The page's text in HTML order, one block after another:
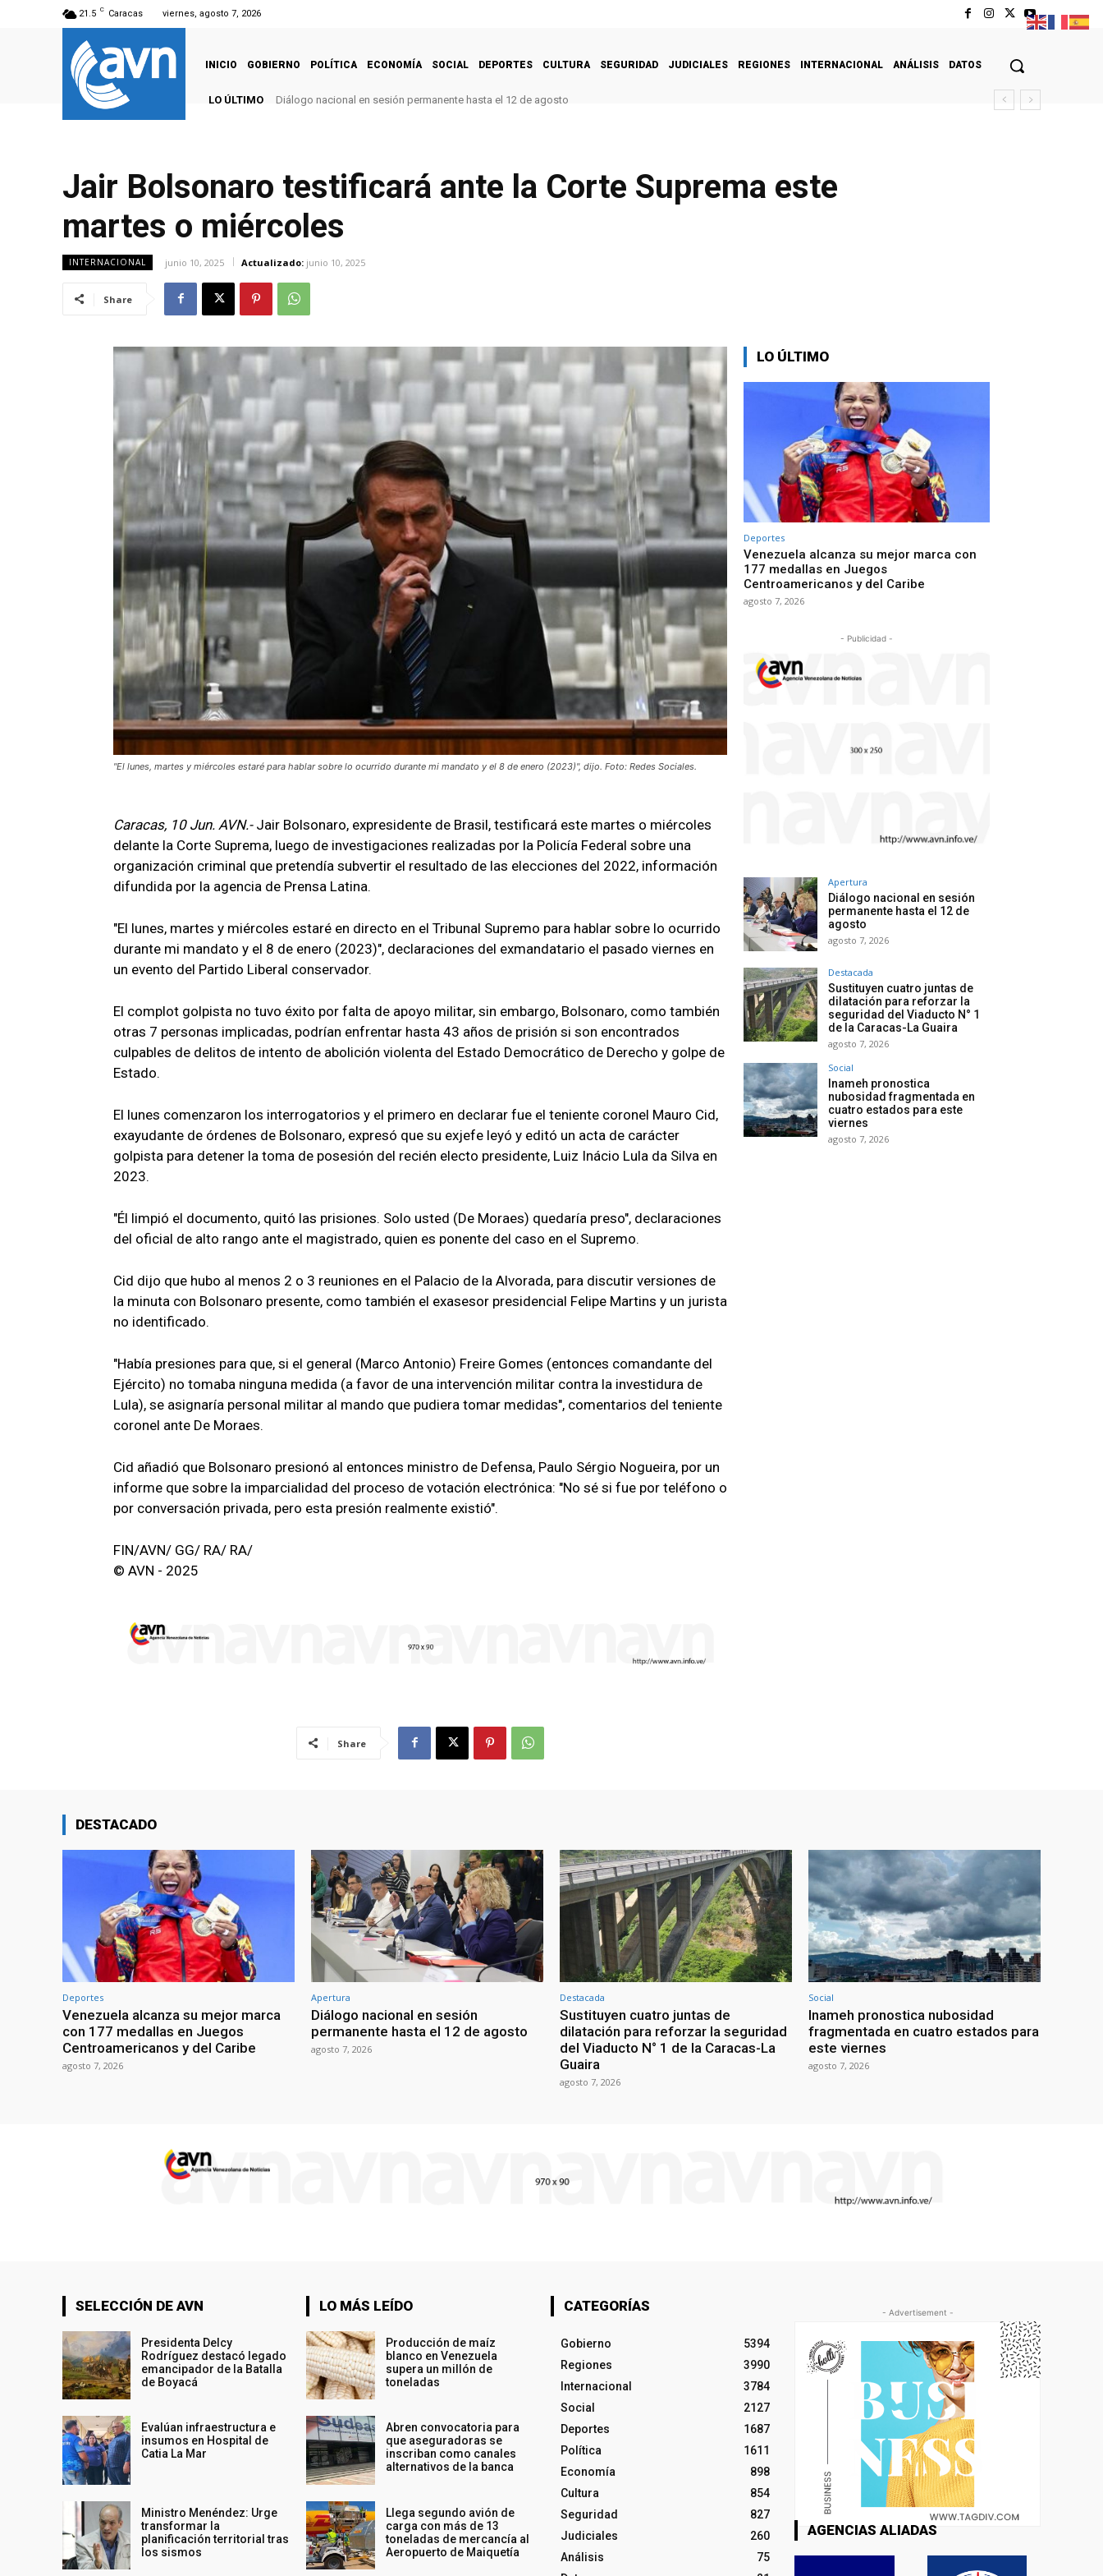
21.5 C Caracas viernes, agosto 7, 2026
INICIO GOBIERNO POLÍTICA ECONOMÍA SOCIAL DEPORTES CULTURA SEGURIDAD JUDICIALES REGIONES INTERNACIONAL ANÁLISIS DATOS
LO ÚLTIMO Diálogo nacional en sesión permanente hasta el 12 de agosto
Jair Bolsonaro testificará ante la Corte Suprema este
martes o miércoles
INTERNACIONAL junio 10, 2025 Actualizado: junio 10, 2025
Share
"El lunes, martes y miércoles estaré para hablar sobre lo ocurrido durante mi mandato y el 8 de enero (2023)", dijo. Foto: Redes Sociales.
Caracas, 10 Jun. AVN.- Jair Bolsonaro, expresidente de Brasil, testificará este martes o miércoles
delante la Corte Suprema, luego de investigaciones realizadas por la Policía Federal sobre una
organización criminal que pretendía subvertir el resultado de las elecciones del 2022, información
difundida por la agencia de Prensa Latina.
"El lunes, martes y miércoles estaré en directo en el Tribunal Supremo para hablar sobre lo ocurrido
durante mi mandato y el 8 de enero (2023)", declaraciones del exmandatario el pasado viernes en
un evento del Partido Liberal conservador.
El complot golpista no tuvo éxito por falta de apoyo militar, sin embargo, Bolsonaro, como también
otras 7 personas implicadas, podrían enfrentar hasta 43 años de prisión si son encontrados
culpables de delitos de intento de abolición violenta del Estado Democrático de Derecho y golpe de
Estado.
El lunes comenzaron los interrogatorios y el primero en declarar fue el teniente coronel Mauro Cid,
exayudante de órdenes de Bolsonaro, expresó que su exjefe leyó y editó un acta de carácter
golpista para detener la toma de posesión del recién electo presidente, Luiz Inácio Lula da Silva en
2023.
"Él limpió el documento, quitó las prisiones. Solo usted (De Moraes) quedaría preso", declaraciones
del oficial de alto rango ante el magistrado, quien es ponente del caso en el Supremo.
Cid dijo que hubo al menos 2 o 3 reuniones en el Palacio de la Alvorada, para discutir versiones de
la minuta con Bolsonaro presente, como también el exasesor presidencial Felipe Martins y un jurista
no identificado.
"Había presiones para que, si el general (Marco Antonio) Freire Gomes (entonces comandante del
Ejército) no tomaba ninguna medida (a favor de una intervención militar contra la investidura de
Lula), se asignaría personal militar al mando que pudiera tomar medidas", comentarios del teniente
coronel ante De Moraes.
Cid añadió que Bolsonaro presionó al entonces ministro de Defensa, Paulo Sérgio Nogueira, por un
informe que sobre la imparcialidad del proceso de votación electrónica: "No sé si fue por teléfono o
por conversación privada, pero esta presión realmente existió".
FIN/AVN/ GG/ RA/ RA/
© AVN - 2025
Share
LO ÚLTIMO
Deportes
Venezuela alcanza su mejor marca con
177 medallas en Juegos
Centroamericanos y del Caribe
agosto 7, 2026
- Publicidad -
Apertura
Diálogo nacional en sesión
permanente hasta el 12 de
agosto
agosto 7, 2026
Destacada
Sustituyen cuatro juntas de
dilatación para reforzar la
seguridad del Viaducto N° 1
de la Caracas-La Guaira
agosto 7, 2026
Social
Inameh pronostica
nubosidad fragmentada en
cuatro estados para este
viernes
agosto 7, 2026
DESTACADO
Deportes
Venezuela alcanza su mejor marca
con 177 medallas en Juegos
Centroamericanos y del Caribe
agosto 7, 2026
Apertura
Diálogo nacional en sesión
permanente hasta el 12 de agosto
agosto 7, 2026
Destacada
Sustituyen cuatro juntas de
dilatación para reforzar la seguridad
del Viaducto N° 1 de la Caracas-La
Guaira
agosto 7, 2026
Social
Inameh pronostica nubosidad
fragmentada en cuatro estados para
este viernes
agosto 7, 2026
SELECCIÓN DE AVN
Presidenta Delcy
Rodríguez destacó legado
emancipador de la Batalla
de Boyacá
Evalúan infraestructura e
insumos en Hospital de
Catia La Mar
Ministro Menéndez: Urge
transformar la
planificación territorial tras
los sismos
LO MÁS LEÍDO
Producción de maíz
blanco en Venezuela
supera un millón de
toneladas
Abren convocatoria para
que aseguradoras se
inscriban como canales
alternativos de la banca
Llega segundo avión de
carga con más de 13
toneladas de mercancía al
Aeropuerto de Maiquetía
CATEGORÍAS
Gobierno
5394
Regiones
3990
Internacional
3784
Social
2127
Deportes
1687
Política
1611
Economía
898
Cultura
854
Seguridad
827
Judiciales
260
Análisis
75
- Advertisement -
AGENCIAS ALIADAS